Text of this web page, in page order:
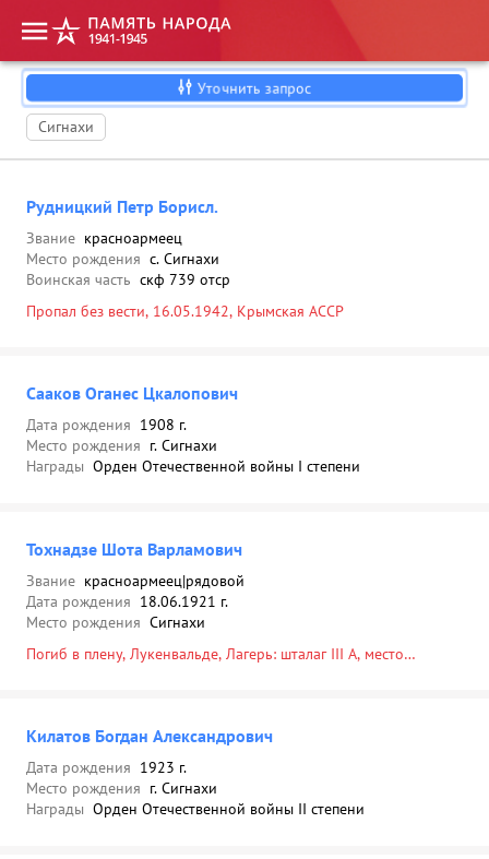
Уточнить запрос
Сигнахи
Рудницкий Петр Борисл.
Звание красноармеец
Место рождения с. Сигнахи
Воинская часть скф 739 отср
Пропал без вести, 16.05.1942, Крымская АССР
Сааков Оганес Цкалопович
Дата рождения 1908 г.
Место рождения г. Сигнахи
Награды Орден Отечественной войны I степени
Тохнадзе Шота Варламович
Звание красноармеец|рядовой
Дата рождения 18.06.1921 г.
Место рождения Сигнахи
Погиб в плену, Лукенвальде, Лагерь: шталаг III A, место
Килатов Богдан Александрович
Дата рождения 1923 г.
Место рождения г. Сигнахи
Награды Орден Отечественной войны II степени